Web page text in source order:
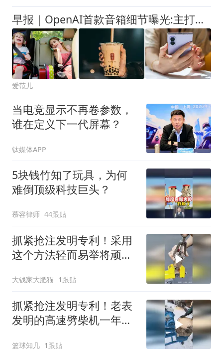
早报｜OpenAI首款音箱细节曝光:主打「有生命感」的交互/DeepSeek预告将大幅涨价/Switch 2累计销量达2368万台
爱范儿
当电竞显示不再卷参数，
谁在定义下一代屏幕？
钛媒体APP
5块钱竹知了玩具，为何
难倒顶级科技巨头？
慕容律师 44跟贴
抓紧抢注发明专利！采用
这个方法轻而易举将顽固
大钱家大肥猫 1跟贴
抓紧抢注发明专利！老表
发明的高速劈柴机一年卖
篮球知几 1跟贴